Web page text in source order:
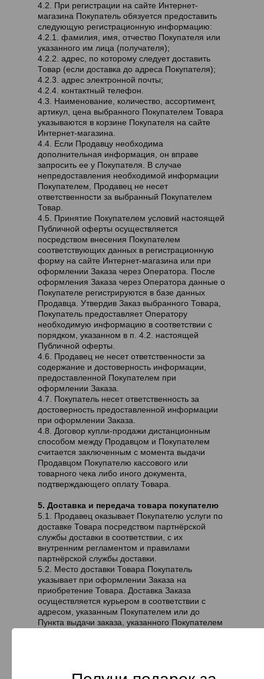
4.2. При регистрации на сайте Интернет-
магазина Покупатель обязуется предоставить
следующую регистрационную информацию:
4.2.1. фамилия, имя, отчество Покупателя или
указанного им лица (получателя);
4.2.2. адрес, по которому следует доставить
Товар (если доставка до адреса Покупателя);
4.2.3. адрес электронной почты;
4.2.4. контактный телефон.
4.3. Наименование, количество, ассортимент,
артикул, цена выбранного Покупателем Товара
указываются в корзине Покупателя на сайте
Интернет-магазина.
4.4. Если Продавцу необходима
дополнительная информация, он вправе
запросить ее у Покупателя. В случае
непредоставления необходимой информации
Покупателем, Продавец не несет
ответственности за выбранный Покупателем
Товар.
4.5. Принятие Покупателем условий настоящей
Публичной оферты осуществляется
посредством внесения Покупателем
соответствующих данных в регистрационную
форму на сайте Интернет-магазина или при
оформлении Заказа через Оператора. После
оформления Заказа через Оператора данные о
Покупателе регистрируются в базе данных
Продавца. Утвердив Заказ выбранного Товара,
Покупатель предоставляет Оператору
необходимую информацию в соответствии с
порядком, указанном в п. 4.2. настоящей
Публичной оферты.
4.6. Продавец не несет ответственности за
содержание и достоверность информации,
предоставленной Покупателем при
оформлении Заказа.
4.7. Покупатель несет ответственность за
достоверность предоставленной информации
при оформлении Заказа.
4.8. Договор купли-продажи дистанционным
способом между Продавцом и Покупателем
считается заключенным с момента выдачи
Продавцом Покупателю кассового или
товарного чека либо иного документа,
подтверждающего оплату Товара.
5. Доставка и передача товара покупателю
5.1. Продавец оказывает Покупателю услуги по
доставке Товара посредством партнёрской
службы доставки в соответствии, с их
внутренним регламентом и правилами
партнёрской службы доставки.
5.2. Место доставки Товара Покупатель
указывает при оформлении Заказа на
приобретение Товара. Доставка Заказа
осуществляется курьером в соответствии с
адресом, указанным Покупателем или до
Пункта выдачи заказа, указанного Покупателем
из срока обработки заказа (96 часов с момента